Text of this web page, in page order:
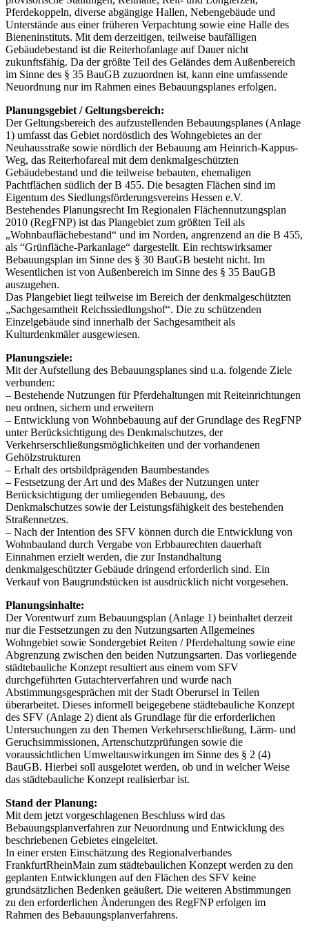
Pferdekoppeln, diverse abgängige Hallen, Nebengebäude und
Unterstände aus einer früheren Verpachtung sowie eine Halle des
Bieneninstituts. Mit dem derzeitigen, teilweise baufälligen
Gebäudebestand ist die Reiterhofanlage auf Dauer nicht
zukunftsfähig. Da der größte Teil des Geländes dem Außenbereich
im Sinne des § 35 BauGB zuzuordnen ist, kann eine umfassende
Neuordnung nur im Rahmen eines Bebauungsplanes erfolgen.
Planungsgebiet / Geltungsbereich:
Der Geltungsbereich des aufzustellenden Bebauungsplanes (Anlage
1) umfasst das Gebiet nordöstlich des Wohngebietes an der
Neuhausstraße sowie nördlich der Bebauung am Heinrich-Kappus-
Weg, das Reiterhofareal mit dem denkmalgeschützten
Gebäudebestand und die teilweise bebauten, ehemaligen
Pachtflächen südlich der B 455. Die besagten Flächen sind im
Eigentum des Siedlungsförderungsvereins Hessen e.V.
Bestehendes Planungsrecht Im Regionalen Flächennutzungsplan
2010 (RegFNP) ist das Plangebiet zum größten Teil als
„Wohnbauflächebestand“ und im Norden, angrenzend an die B 455,
als “Grünfläche-Parkanlage“ dargestellt. Ein rechtswirksamer
Bebauungsplan im Sinne des § 30 BauGB besteht nicht. Im
Wesentlichen ist von Außenbereich im Sinne des § 35 BauGB
auszugehen.
Das Plangebiet liegt teilweise im Bereich der denkmalgeschützten
„Sachgesamtheit Reichssiedlungshof“. Die zu schützenden
Einzelgebäude sind innerhalb der Sachgesamtheit als
Kulturdenkmäler ausgewiesen.
Planungsziele:
Mit der Aufstellung des Bebauungsplanes sind u.a. folgende Ziele
verbunden:
– Bestehende Nutzungen für Pferdehaltungen mit Reiteinrichtungen
neu ordnen, sichern und erweitern
– Entwicklung von Wohnbebauung auf der Grundlage des RegFNP
unter Berücksichtigung des Denkmalschutzes, der
Verkehrserschließungsmöglichkeiten und der vorhandenen
Gehölzstrukturen
– Erhalt des ortsbildprägenden Baumbestandes
– Festsetzung der Art und des Maßes der Nutzungen unter
Berücksichtigung der umliegenden Bebauung, des
Denkmalschutzes sowie der Leistungsfähigkeit des bestehenden
Straßennetzes.
– Nach der Intention des SFV können durch die Entwicklung von
Wohnbauland durch Vergabe von Erbbaurechten dauerhaft
Einnahmen erzielt werden, die zur Instandhaltung
denkmalgeschützter Gebäude dringend erforderlich sind. Ein
Verkauf von Baugrundstücken ist ausdrücklich nicht vorgesehen.
Planungsinhalte:
Der Vorentwurf zum Bebauungsplan (Anlage 1) beinhaltet derzeit
nur die Festsetzungen zu den Nutzungsarten Allgemeines
Wohngebiet sowie Sondergebiet Reiten / Pferdehaltung sowie eine
Abgrenzung zwischen den beiden Nutzungsarten. Das vorliegende
städtebauliche Konzept resultiert aus einem vom SFV
durchgeführten Gutachterverfahren und wurde nach
Abstimmungsgesprächen mit der Stadt Oberursel in Teilen
überarbeitet. Dieses informell beigegebene städtebauliche Konzept
des SFV (Anlage 2) dient als Grundlage für die erforderlichen
Untersuchungen zu den Themen Verkehrserschließung, Lärm- und
Geruchsimmissionen, Artenschutzprüfungen sowie die
voraussichtlichen Umweltauswirkungen im Sinne des § 2 (4)
BauGB. Hierbei soll ausgelotet werden, ob und in welcher Weise
das städtebauliche Konzept realisierbar ist.
Stand der Planung:
Mit dem jetzt vorgeschlagenen Beschluss wird das
Bebauungsplanverfahren zur Neuordnung und Entwicklung des
beschriebenen Gebietes eingeleitet.
In einer ersten Einschätzung des Regionalverbandes
FrankfurtRheinMain zum städtebaulichen Konzept werden zu den
geplanten Entwicklungen auf den Flächen des SFV keine
grundsätzlichen Bedenken geäußert. Die weiteren Abstimmungen
zu den erforderlichen Änderungen des RegFNP erfolgen im
Rahmen des Bebauungsplanverfahrens.